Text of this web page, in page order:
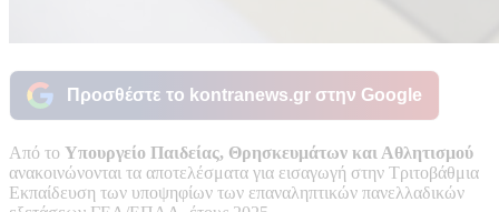
Προσθέστε το kontranews.gr στην Google
Από το Υπουργείο Παιδείας, Θρησκευμάτων και Αθλητισμού
ανακοινώνονται τα αποτελέσματα για εισαγωγή στην Τριτοβάθμια
Εκπαίδευση των υποψηφίων των επαναληπτικών πανελλαδικών